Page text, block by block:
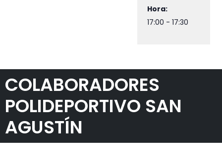
Hora:
17:00 - 17:30
COLABORADORES
POLIDEPORTIVO SAN
AGUSTÍN